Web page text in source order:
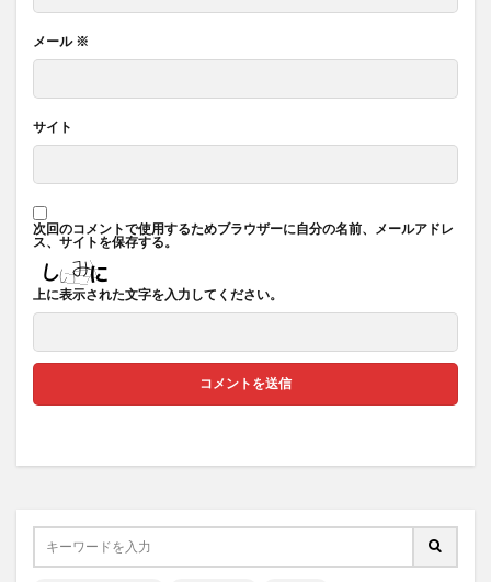
メール ※
サイト
次回のコメントで使用するためブラウザーに自分の名前、メールアドレ
ス、サイトを保存する。
上に表示された文字を入力してください。